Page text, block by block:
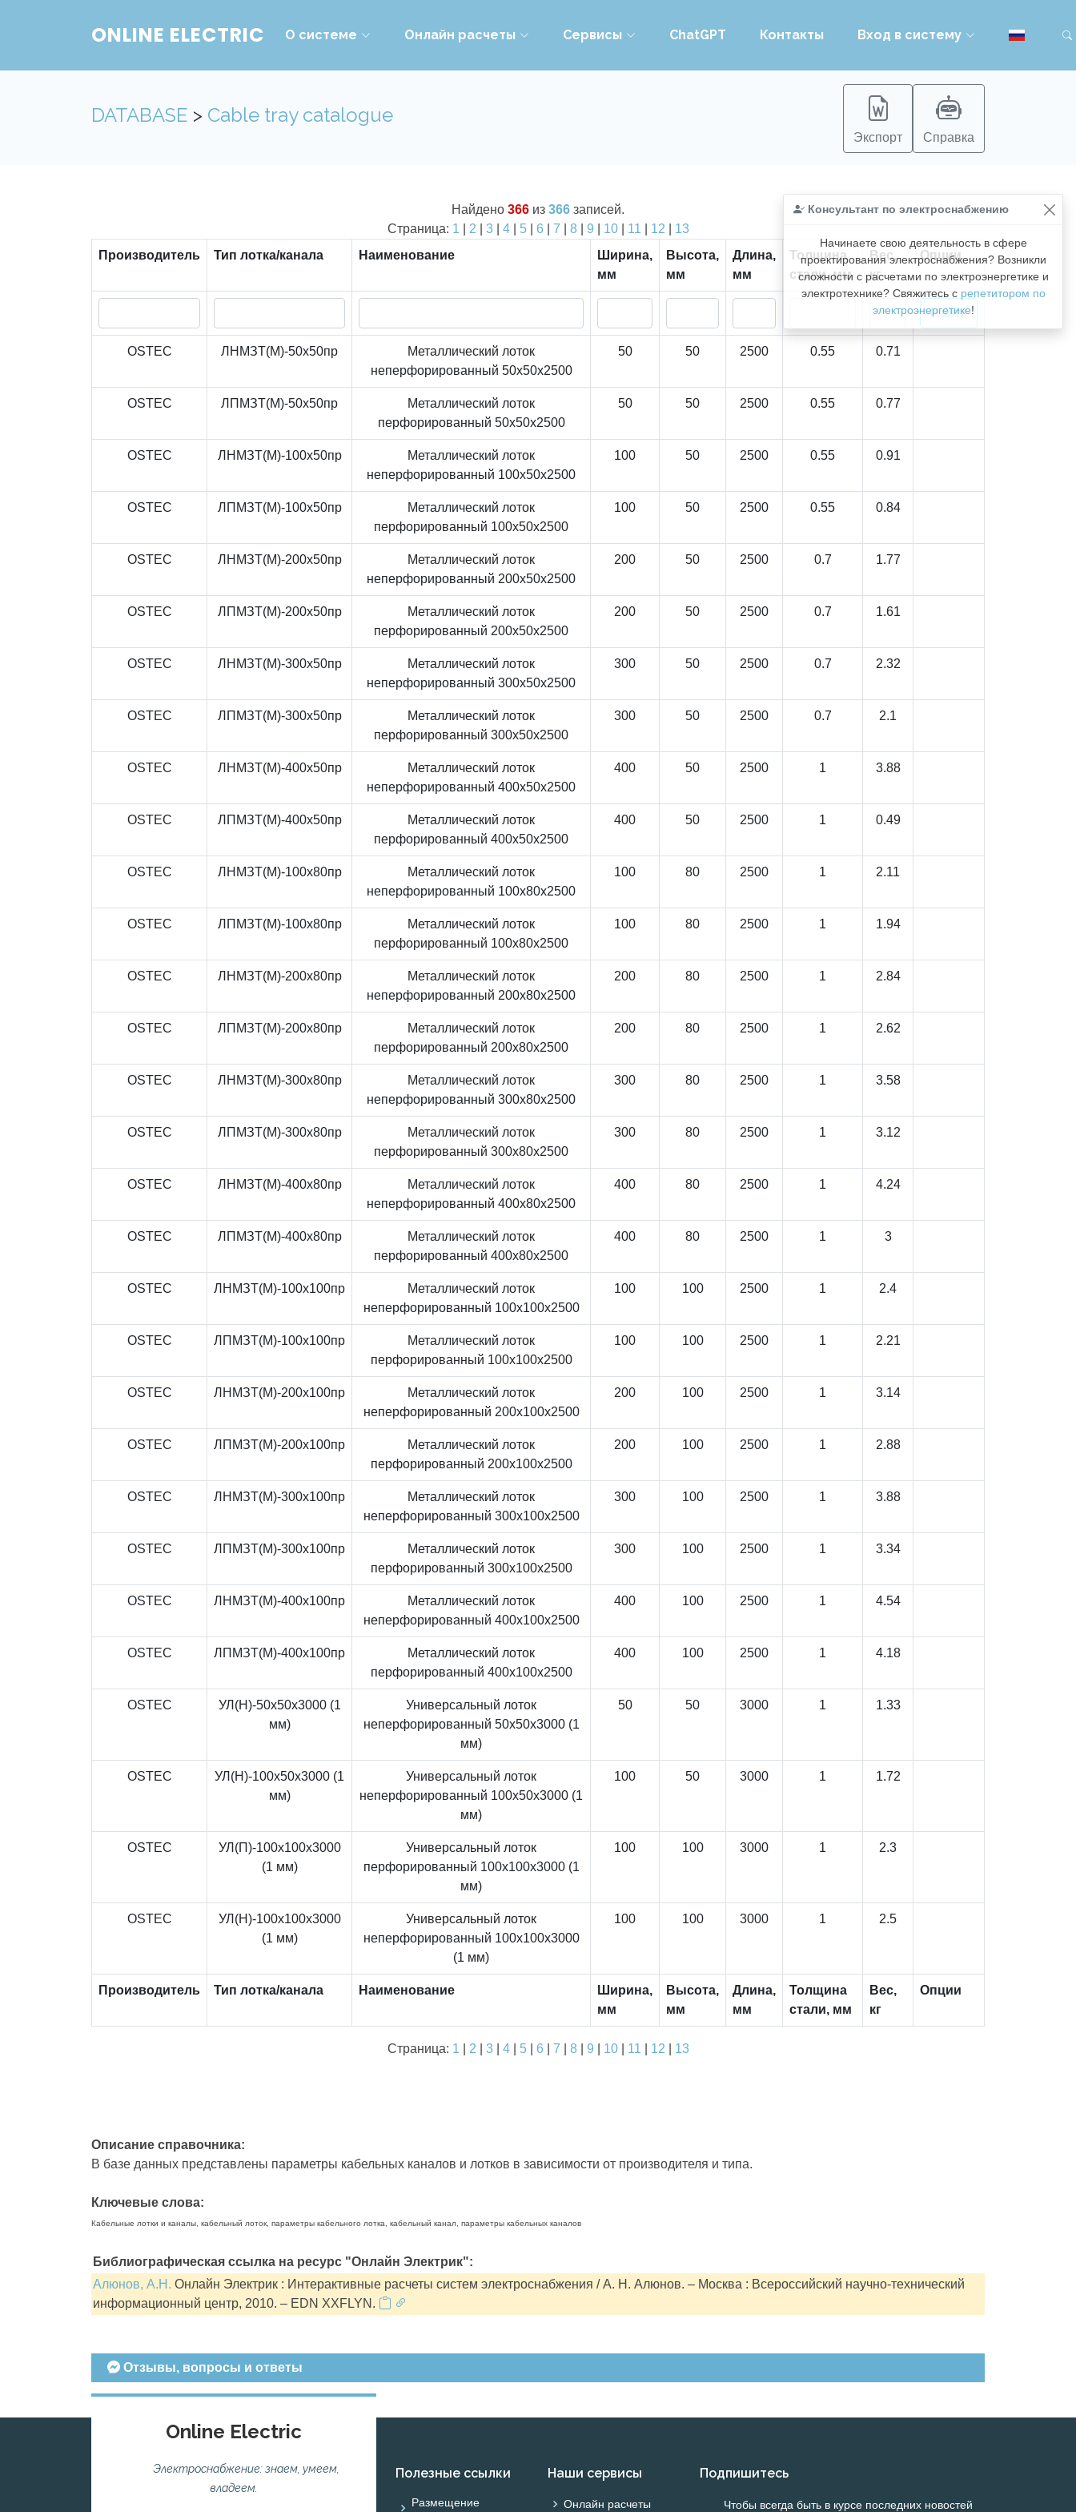
ONLINE ELECTRIC О системе Онлайн расчеты Сервисы ChatGPT Контакты Вход в систему
DATABASE > Cable tray catalogue
Экспорт Справка
Консультант по электроснабжению
Начинаете свою деятельность в сфере
проектирования электроснабжения? Возникли
сложности с расчетами по электроэнергетике и
электротехнике? Свяжитесь с репетитором по
электроэнергетике!
Найдено 366 из 366 записей.
Страница: 1 2 3| 4| 5| 6 7 8| 9 10| 11 12
13
Производитель
Тип лотка/канала Наименование
Ширина,
мм
Высота,
мм
Длина,
мм
Толщина
стали, мм
Вес,
кг
Опции
OSTEC ЛНМЗТ(М)-50x50пр
Металлический лоток
неперфорированный 50x50x2500
50 50 2500 0.55 0.71
OSTEC ЛПМЗТ(М)-50x50пр
Металлический лоток
перфорированный 50x50x2500
50 50 2500 0.55 0.77
OSTEC ЛНМЗТ(М)-100x50пр
Металлический лоток
неперфорированный 100x50x2500
100 50 2500 0.55 0.91
OSTEC ЛПМЗТ(М)-100x50пр
Металлический лоток
перфорированный 100x50x2500
100 50 2500 0.55 0.84
OSTEC ЛНМЗТ(М)-200x50пр
Металлический лоток
неперфорированный 200x50x2500
200 50 2500 0.7 1.77
OSTEC ЛПМЗТ(М)-200x50пр
Металлический лоток
перфорированный 200x50x2500
200 50 2500 0.7 1.61
OSTEC ЛНМЗТ(М)-300x50пр
Металлический лоток
неперфорированный 300x50x2500
300 50 2500 0.7 2.32
OSTEC ЛПМЗТ(М)-300x50пр
Металлический лоток
перфорированный 300x50x2500
300 50 2500 0.7 2.1
OSTEC ЛНМЗТ(М)-400x50пр
Металлический лоток
неперфорированный 400x50x2500
400 50 2500 1 3.88
OSTEC ЛПМЗТ(М)-400x50пр
Металлический лоток
перфорированный 400x50x2500
400 50 2500 1 0.49
OSTEC ЛНМЗТ(М)-100x80пр
Металлический лоток
неперфорированный 100x80x2500
100 80 2500 1 2.11
OSTEC ЛПМЗТ(М)-100x80пр
Металлический лоток
перфорированный 100x80x2500
100 80 2500 1 1.94
OSTEC ЛНМЗТ(М)-200x80пр
Металлический лоток
неперфорированный 200x80x2500
200 80 2500 1 2.84
OSTEC ЛПМЗТ(М)-200x80пр
Металлический лоток
перфорированный 200x80x2500
200 80 2500 1 2.62
OSTEC ЛНМЗТ(М)-300x80пр
Металлический лоток
неперфорированный 300x80x2500
300 80 2500 1 3.58
OSTEC ЛПМЗТ(М)-300x80пр
Металлический лоток
перфорированный 300x80x2500
300 80 2500 1 3.12
OSTEC ЛНМЗТ(М)-400x80пр
Металлический лоток
неперфорированный 400x80x2500
400 80 2500 1 4.24
OSTEC ЛПМЗТ(М)-400x80пр
Металлический лоток
перфорированный 400x80x2500
400 80 2500 1 3
OSTEC ЛНМЗТ(М)-100x100пр
Металлический лоток
неперфорированный 100x100x2500
100 100 2500 1 2.4
OSTEC ЛПМЗТ(М)-100x100пр
Металлический лоток
перфорированный 100x100x2500
100 100 2500 1 2.21
OSTEC ЛНМЗТ(М)-200x100пр
Металлический лоток
неперфорированный 200x100x2500
200 100 2500 1 3.14
OSTEC ЛПМЗТ(М)-200x100пр
Металлический лоток
перфорированный 200x100x2500
200 100 2500 1 2.88
OSTEC ЛНМЗТ(М)-300x100пр
Металлический лоток
неперфорированный 300x100x2500
300 100 2500 1 3.88
OSTEC ЛПМЗТ(М)-300x100пр
Металлический лоток
перфорированный 300x100x2500
300 100 2500 1 3.34
OSTEC ЛНМЗТ(М)-400x100пр
Металлический лоток
неперфорированный 400x100x2500
400 100 2500 1 4.54
OSTEC ЛПМЗТ(М)-400x100пр
Металлический лоток
перфорированный 400x100x2500
400 100 2500 1 4.18
OSTEC
УЛ(Н)-50x50x3000 (1
мм)
Универсальный лоток
неперфорированный 50x50x3000 (1
мм)
50 50 3000 1 1.33
OSTEC
УЛ(Н)-100x50x3000 (1
мм)
Универсальный лоток
неперфорированный 100x50x3000 (1
мм)
100 50 3000 1 1.72
OSTEC
УЛ(П)-100x100x3000
(1 мм)
Универсальный лоток
перфорированный 100x100x3000 (1
мм)
100 100 3000 1 2.3
OSTEC
УЛ(Н)-100x100x3000
(1 мм)
Универсальный лоток
неперфорированный 100x100x3000
(1 мм)
100 100 3000 1 2.5
Производитель Тип лотка/канала Наименование
Ширина,
мм
Высота,
мм
Длина,
мм
Толщина
стали, мм
Вес,
кг
Опции
Страница: 1 2 3| 4| 5| 6 7 8| 9 10| 11 12 13
Описание справочника:
В базе данных представлены параметры кабельных каналов и лотков в зависимости от производителя и типа.
Ключевые слова:
Кабельные лотки и каналы, кабельный лоток, параметры кабельного лотка, кабельный канал, параметры кабельных каналов
Библиографическая ссылка на ресурс "Онлайн Электрик":
Алюнов, А.Н. Онлайн Электрик : Интерактивные расчеты систем электроснабжения / А. Н. Алюнов. – Москва : Всероссийский научно-технический
информационный центр, 2010. – EDN XXFLYN.
Отзывы, вопросы и ответы
Online Electric
Электроснабжение: знаем, умеем,
владеем.
Полезные ссылки
Размещение
Наши сервисы
Онлайн расчеты
Подпишитесь
Чтобы всегда быть в курсе последних новостей